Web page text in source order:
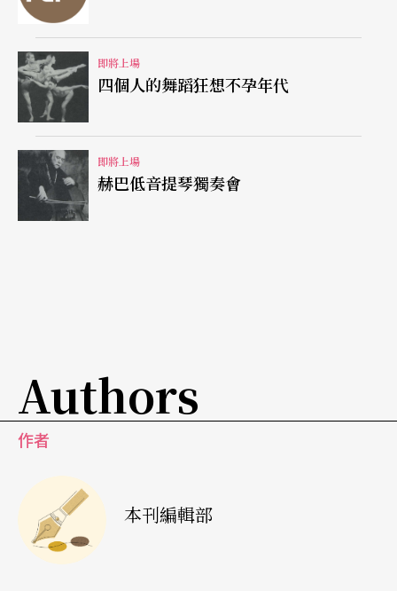
即將上場
四個人的舞蹈狂想不孕年代
即將上場
赫巴低音提琴獨奏會
Authors
作者
本刊編輯部